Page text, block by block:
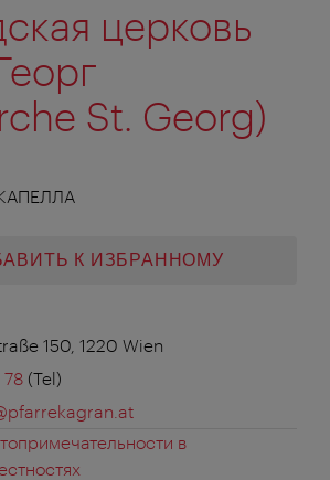
церковь
St. Georg)
К ИЗБРАННОМУ
150, 1220 Wien
(Tel)
в